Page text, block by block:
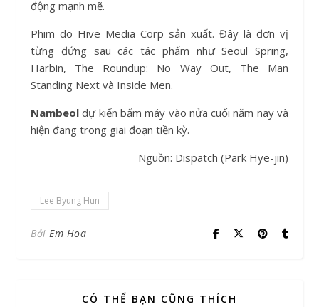
động mạnh mẽ.
Phim do Hive Media Corp sản xuất. Đây là đơn vị
từng đứng sau các tác phẩm như Seoul Spring,
Harbin, The Roundup: No Way Out, The Man
Standing Next và Inside Men.
Nambeol dự kiến bấm máy vào nửa cuối năm nay và
hiện đang trong giai đoạn tiền kỳ.
Nguồn: Dispatch (Park Hye-jin)
Lee Byung Hun
Bởi Em Hoa
CÓ THỂ BẠN CŨNG THÍCH